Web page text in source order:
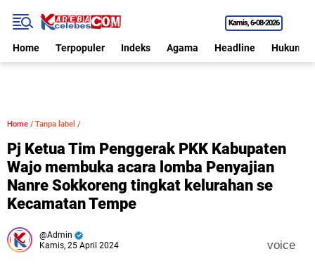
Kamis 6•08•2026
Home Terpopuler Indeks Agama Headline Hukum
Home / Tanpa label /
Pj Ketua Tim Penggerak PKK Kabupaten
Wajo membuka acara lomba Penyajian
Nanre Sokkoreng tingkat kelurahan se
Kecamatan Tempe
Admin
Kamis, 25 April 2024
voice